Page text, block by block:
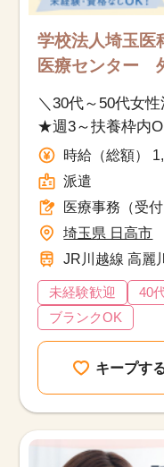
学校法人埼玉
医療センター
＼30代～50代女
★週3～扶養枠内
◎未経験者も積極
時給（総額）
派遣
医療事務（受付
埼玉県 日高市
JR川越線 高麗
未経験歓迎 40
ブランクOK
キープす